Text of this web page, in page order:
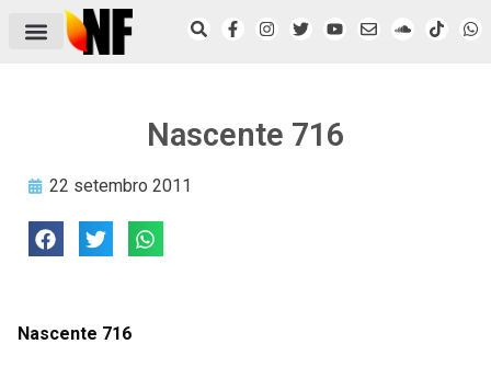
Nascente 716
22 setembro 2011
Nascente 716